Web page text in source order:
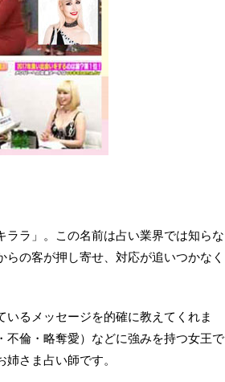
ラ」。この名前は占い業界では知らな
の客が押し寄せ、対応が追いつかなく
るメッセージを的確に教えてくれま
倫・略奪愛）などに強みを持つ女王で
さま占い師です。